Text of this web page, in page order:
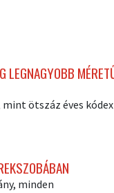
LEGNAGYOBB
ötszáz éves kódex
minden